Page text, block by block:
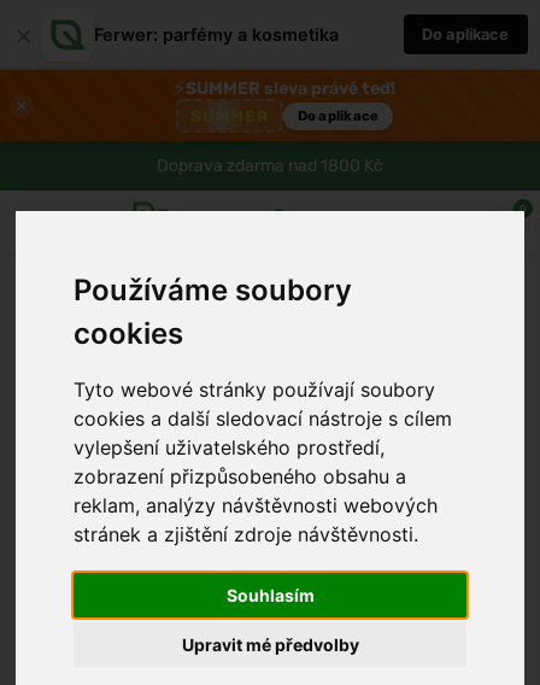
Používáme soubory
cookies
Tyto webové stránky používají soubory
cookies a další sledovací nástroje s cílem
vylepšení uživatelského prostředí,
zobrazení přizpůsobeného obsahu a
reklam, analýzy návštěvnosti webových
stránek a zjištění zdroje návštěvnosti.
Souhlasím
Upravit mé předvolby
Ferwer: parfémy a kosmetika Do aplikace
×
⚡SUMMER sleva právě teď!
Do aplikace
Doprava zdarma nad 1800 Kč
0